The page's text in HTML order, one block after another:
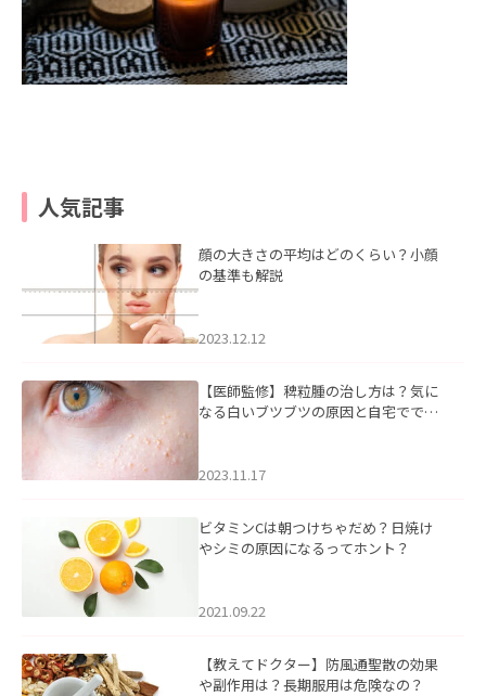
人気記事
顔の大きさの平均はどのくらい？小顔
の基準も解説
2023.12.12
【医師監修】稗粒腫の治し方は？気に
なる白いブツブツの原因と自宅ででき
2023.11.17
ビタミンCは朝つけちゃだめ？日焼け
やシミの原因になるってホント？
2021.09.22
【教えてドクター】防風通聖散の効果
や副作用は？長期服用は危険なの？